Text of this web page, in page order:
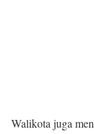
Walikota juga